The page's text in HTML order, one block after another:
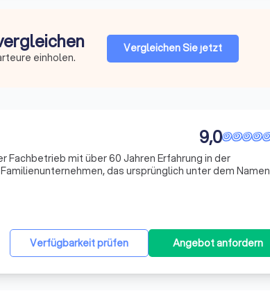
einholen.
Vergleichen Sie jetzt
9,0
Fachbetrieb mit über 60 Jahren Erfahrung in der
das ursprünglich unter dem Namen
Verfügbarkeit prüfen Angebot anfordern